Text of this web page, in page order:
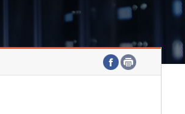
주요업무연락처